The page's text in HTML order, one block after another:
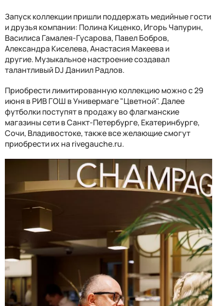
Запуск коллекции пришли поддержать медийные гости
и друзья компании: Полина Киценко, Игорь Чапурин,
Василиса Гамалея-Гусарова, Павел Бобров,
Александра Киселева, Анастасия Макеева и
другие. Музыкальное настроение создавал
талантливый DJ Даниил Радлов.
Приобрести лимитированную коллекцию можно с 29
июня в РИВ ГОШ в Универмаге "Цветной". Далее
футболки поступят в продажу во флагманские
магазины сети в Санкт-Петербурге, Екатеринбурге,
Сочи, Владивостоке, также все желающие смогут
приобрести их на rivegauche.ru.